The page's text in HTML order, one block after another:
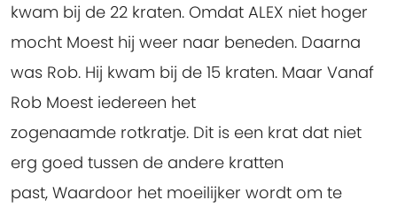
kwam bij de 22 kraten. Omdat ALEX niet hoger
mocht Moest hij weer naar beneden. Daarna
was Rob. Hij kwam bij de 15 kraten. Maar Vanaf
Rob Moest iedereen het
zogenaamde rotkratje. Dit is een krat dat niet
erg goed tussen de andere kratten
past, Waardoor het moeilijker wordt om te